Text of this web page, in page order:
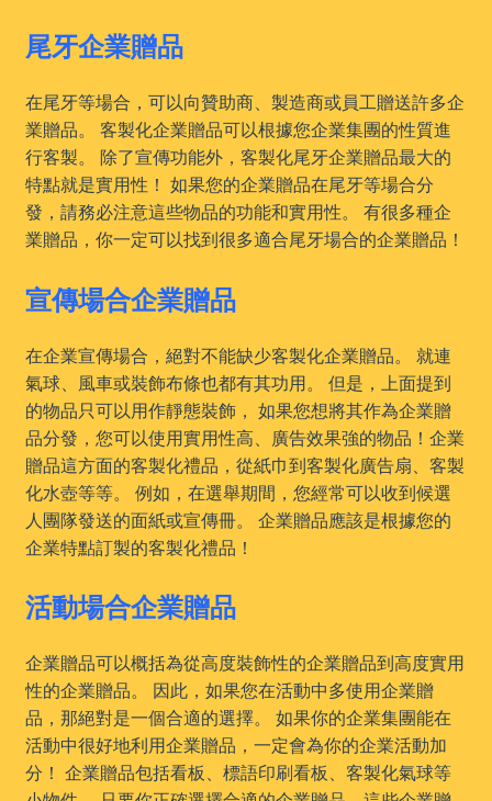
尾牙企業贈品
在尾牙等場合，可以向贊助商、製造商或員工贈送許多企
業贈品。 客製化企業贈品可以根據您企業集團的性質進
行客製。 除了宣傳功能外，客製化尾牙企業贈品最大的
特點就是實用性！ 如果您的企業贈品在尾牙等場合分
發，請務必注意這些物品的功能和實用性。 有很多種企
業贈品，你一定可以找到很多適合尾牙場合的企業贈品！
宣傳場合企業贈品
在企業宣傳場合，絕對不能缺少客製化企業贈品。 就連
氣球、風車或裝飾布條也都有其功用。 但是，上面提到
的物品只可以用作靜態裝飾， 如果您想將其作為企業贈
品分發，您可以使用實用性高、廣告效果強的物品！企業
贈品這方面的客製化禮品，從紙巾到客製化廣告扇、客製
化水壺等等。 例如，在選舉期間，您經常可以收到候選
人團隊發送的面紙或宣傳冊。 企業贈品應該是根據您的
企業特點訂製的客製化禮品！
活動場合企業贈品
企業贈品可以概括為從高度裝飾性的企業贈品到高度實用
性的企業贈品。 因此，如果您在活動中多使用企業贈
品，那絕對是一個合適的選擇。 如果你的企業集團能在
活動中很好地利用企業贈品，一定會為你的企業活動加
分！ 企業贈品包括看板、標語印刷看板、客製化氣球等